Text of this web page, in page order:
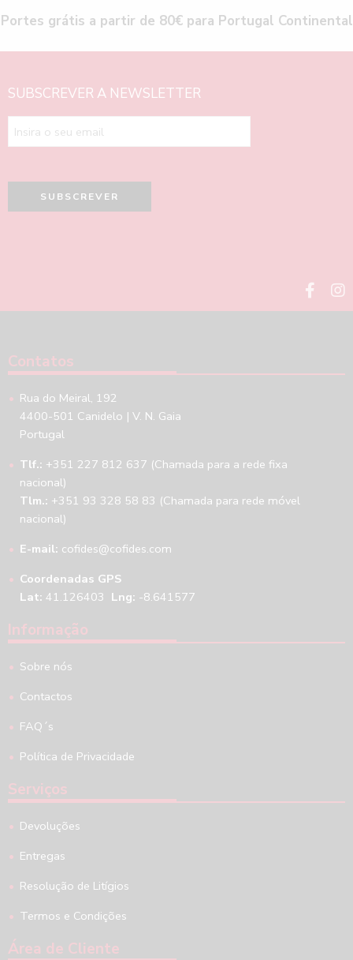
Portes grátis a partir de 80€ para Portugal Continental
SUBSCREVER A NEWSLETTER
Contatos
Rua do Meiral, 192
4400-501 Canidelo | V. N. Gaia
Portugal
Tlf.: +351 227 812 637 (Chamada para a rede fixa
nacional)
Tlm.: +351 93 328 58 83 (Chamada para rede móvel
nacional)
E-mail: cofides@cofides.com
Coordenadas GPS
Lat: 41.126403 Lng: -8.641577
Informação
Sobre nós
Contactos
FAQ´s
Política de Privacidade
Serviços
Devoluções
Entregas
Resolução de Litígios
Termos e Condições
Área de Cliente